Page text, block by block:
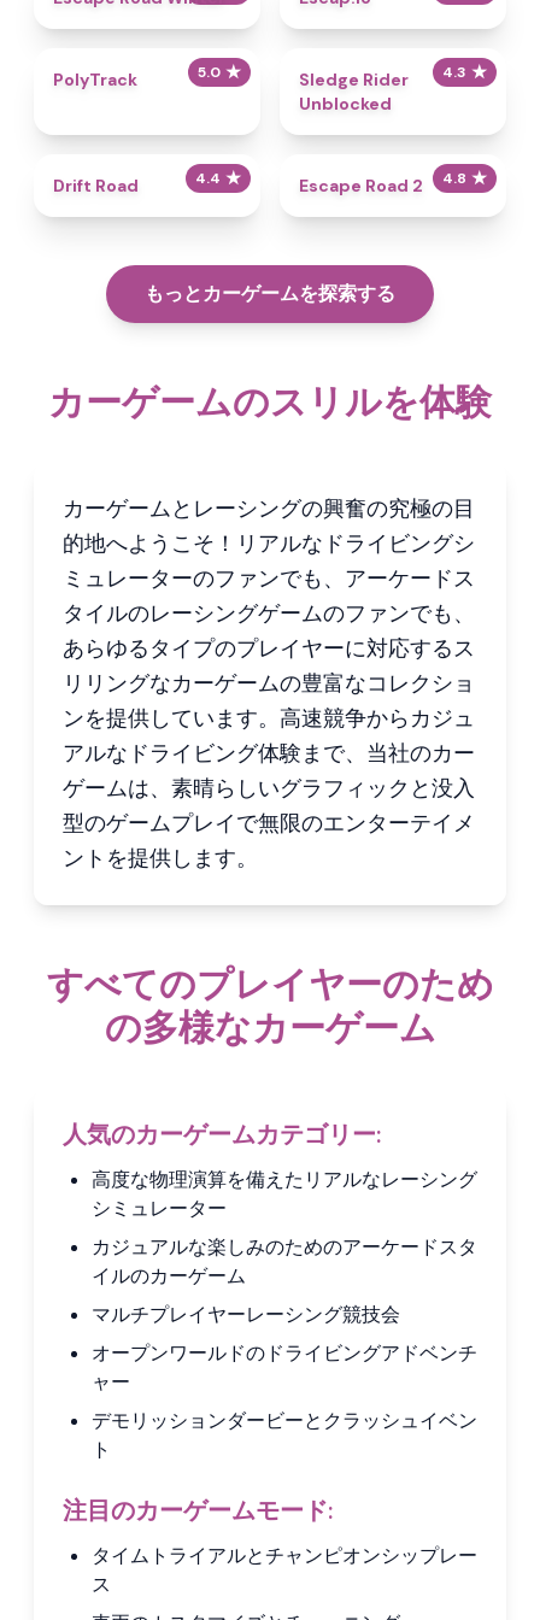
5.0 ★
PolyTrack 4.3 ★
Sledge Rider
Unblocked
4.4 ★
Drift Road 4.8 ★
Escape Road 2
もっとカーゲームを探索する
カーゲームのスリルを体験
カーゲームとレーシングの興奮の究極の目
的地へようこそ！リアルなドライビングシ
ミュレーターのファンでも、アーケードス
タイルのレーシングゲームのファンでも、
あらゆるタイプのプレイヤーに対応するス
リリングなカーゲームの豊富なコレクショ
ンを提供しています。高速競争からカジュ
アルなドライビング体験まで、当社のカー
ゲームは、素晴らしいグラフィックと没入
型のゲームプレイで無限のエンターテイメ
ントを提供します。
すべてのプレイヤーのため
の多様なカーゲーム
人気のカーゲームカテゴリー:
高度な物理演算を備えたリアルなレーシング
シミュレーター
カジュアルな楽しみのためのアーケードスタ
イルのカーゲーム
マルチプレイヤーレーシング競技会
オープンワールドのドライビングアドベンチ
ャー
デモリッションダービーとクラッシュイベン
ト
注目のカーゲームモード:
タイムトライアルとチャンピオンシップレー
ス